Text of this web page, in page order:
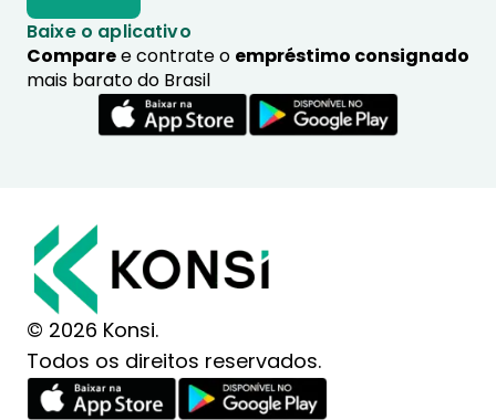
Baixe o aplicativo
Comparee contrate o empréstimo consignado
mais barato do Brasil
© 2026 Konsi.
Todos os direitos reservados.